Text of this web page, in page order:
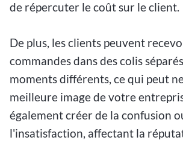
de répercuter le coût sur le client.
De plus, les clients peuvent
commandes dans des colis
moments différents, ce qui peut
meilleure image de votre
également créer de la confusion
l'insatisfaction, affectant la